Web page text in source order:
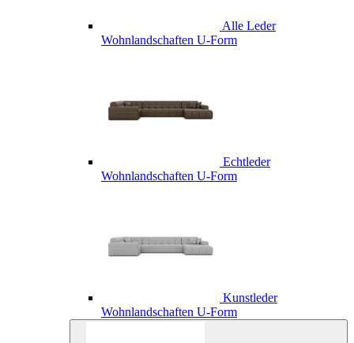
Alle Leder
Wohnlandschaften U-Form
Echtleder
Wohnlandschaften U-Form
Kunstleder
Wohnlandschaften U-Form